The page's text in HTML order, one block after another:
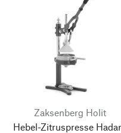
Zaksenberg Holit
Hebel-Zitruspresse